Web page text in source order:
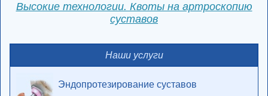
Высокие технологии. Квоты на артроскопию
суставов
Наши услуги
Эндопротезирование суставов